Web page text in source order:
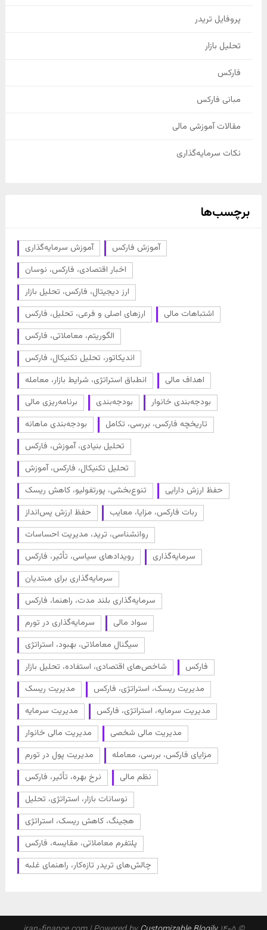
پروفایل تریدر
تحلیل بازار
فارکس
مبانی فارکس
مقالات آموزشی مالی
نکات سرمایه‌گذاری
برچسب‌ها
آموزش سرمایه‌گذاری
آموزش فارکس
اخبار اقتصادی، فارکس، نوسان
ارز دیجیتال، فارکس، تحلیل بازار
ارزهای اصلی و فرعی، تحلیل، فارکس
اشتباهات مالی
الگوریتم، معاملاتی، فارکس
اندیکاتور، تحلیل تکنیکال، فارکس
انطباق استراتژی، شرایط بازار، معامله
اهداف مالی
برنامه‌ریزی مالی
بودجه‌بندی
بودجه‌بندی خانوار
بودجه‌بندی ماهانه
تاریخچه فارکس، بررسی، تکامل
تحلیل بنیادی، آموزش، فارکس
تحلیل تکنیکال، فارکس، آموزش
تنوع‌بخشی، پورتفولیو، کاهش ریسک
حفظ ارزش دارایی
حفظ ارزش پس‌انداز
ربات فارکس، مزایا، معایب
روانشناسی، ترید، مدیریت احساسات
رویدادهای سیاسی، تأثیر، فارکس
سرمایه‌گذاری
سرمایه‌گذاری برای مبتدیان
سرمایه‌گذاری بلند مدت، راهنما، فارکس
سرمایه‌گذاری در تورم
سواد مالی
سیگنال معاملاتی، بهبود، استراتژی
شاخص‌های اقتصادی، استفاده، تحلیل بازار
فارکس
مدیریت ریسک
مدیریت ریسک، استراتژی، فارکس
مدیریت سرمایه
مدیریت سرمایه، استراتژی، فارکس
مدیریت مالی خانوار
مدیریت مالی شخصی
مدیریت پول در تورم
مزایای فارکس، بررسی، معامله
نرخ بهره، تأثیر، فارکس
نظم مالی
نوسانات بازار، استراتژی، تحلیل
هجینگ، کاهش ریسک، استراتژی
پلتفرم معاملاتی، مقایسه، فارکس
چالش‌های تریدر تازه‌کار، راهنمای غلبه